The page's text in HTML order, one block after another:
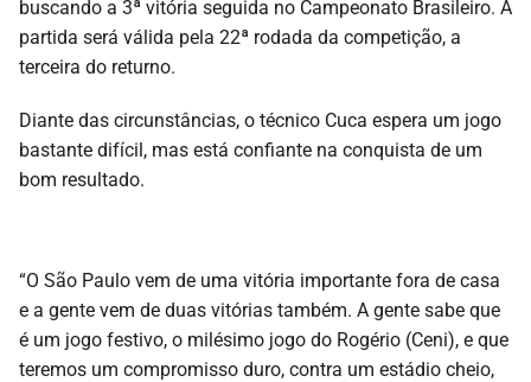
buscando a 3ª vitória seguida no Campeonato Brasileiro. A
partida será válida pela 22ª rodada da competição, a
terceira do returno.
Diante das circunstâncias, o técnico Cuca espera um jogo
bastante difícil, mas está confiante na conquista de um
bom resultado.
“O São Paulo vem de uma vitória importante fora de casa
e a gente vem de duas vitórias também. A gente sabe que
é um jogo festivo, o milésimo jogo do Rogério (Ceni), e que
teremos um compromisso duro, contra um estádio cheio,